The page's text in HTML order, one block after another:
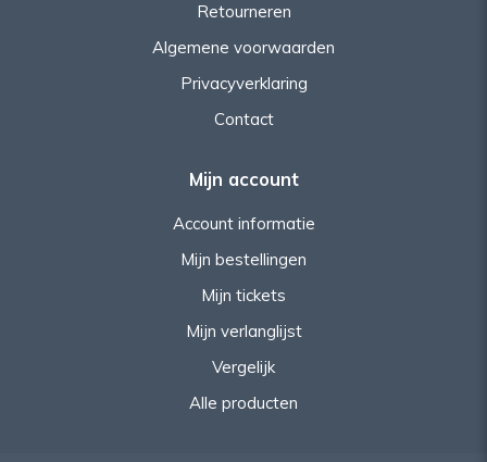
Retourneren
Algemene voorwaarden
Privacyverklaring
Contact
Mijn account
Account informatie
Mijn bestellingen
Mijn tickets
Mijn verlanglijst
Vergelijk
Alle producten